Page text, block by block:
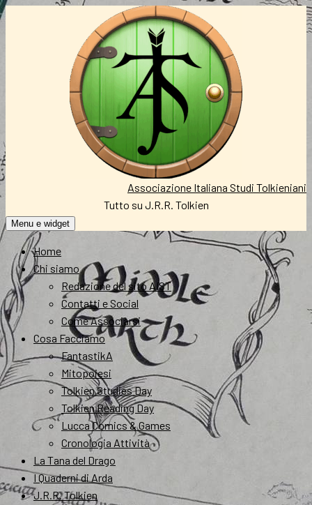
Associazione Italiana Studi Tolkieniani
Tutto su J.R.R. Tolkien
Menu e widget
Home
Chi siamo
Redazione del sito AIST
Contatti e Social
Come Associarsi
Cosa Facciamo
FantastikA
Mitopoiesi
Tolkien Studies Day
Tolkien Reading Day
Lucca Comics & Games
Cronologia Attività
La Tana del Drago
I Quaderni di Arda
J.R.R. Tolkien